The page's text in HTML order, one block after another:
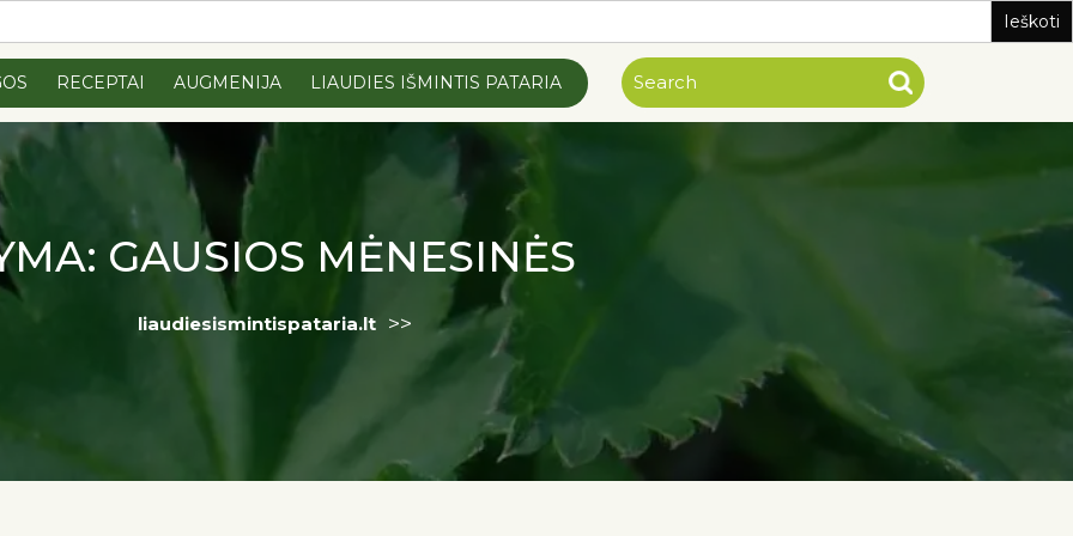
RECEPTAI AUGMENIJA LIAUDIES IŠMINTIS PATARIA
GAUSIOS MĖNESINĖS
liaudiesismintispataria.lt >>